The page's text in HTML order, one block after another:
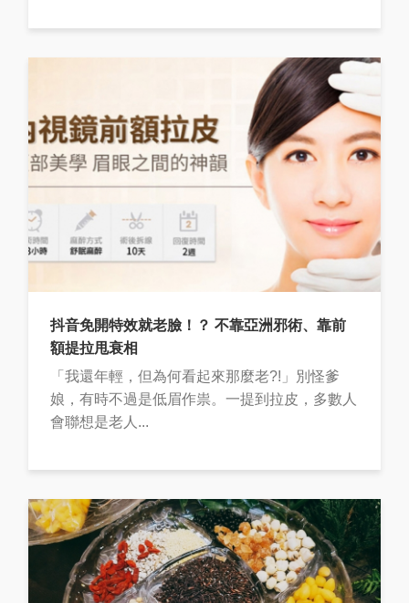
抖音免開特效就老臉！？ 不靠亞洲邪術、靠前
額提拉甩衰相
「我還年輕，但為何看起來那麼老?!」別怪爹
娘，有時不過是低眉作祟。一提到拉皮，多數人
會聯想是老人...